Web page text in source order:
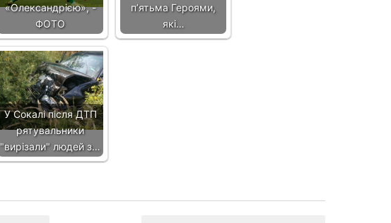
«Олександрією», -
ФОТО
п’ятьма Героями,
які…
У Сокалі після ДТП
рятувальники
"вирізали" людей з…